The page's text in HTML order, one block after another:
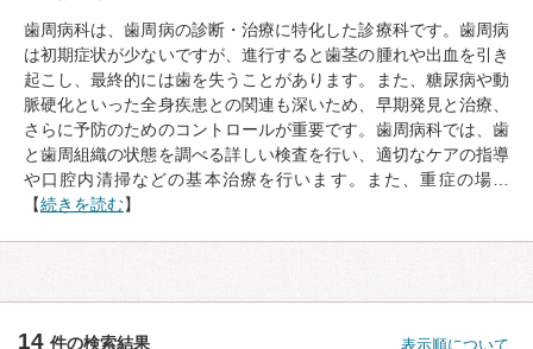
歯周病科は、歯周病の診断・治療に特化した診療科です。歯周病
は初期症状が少ないですが、進行すると歯茎の腫れや出血を引き
起こし、最終的には歯を失うことがあります。また、糖尿病や動
脈硬化といった全身疾患との関連も深いため、早期発見と治療、
さらに予防のためのコントロールが重要です。歯周病科では、歯
と歯周組織の状態を調べる詳しい検査を行い、適切なケアの指導
や口腔内清掃などの基本治療を行います。また、重症の場…
【続きを読む】
14 件の検索結果 表示順について